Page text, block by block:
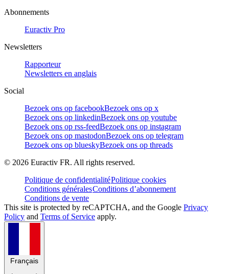
Abonnements
Euractiv Pro
Newsletters
Rapporteur
Newsletters en anglais
Social
Bezoek ons op facebookBezoek ons op x
Bezoek ons op linkedinBezoek ons op youtube
Bezoek ons op rss-feedBezoek ons op instagram
Bezoek ons op mastodonBezoek ons op telegram
Bezoek ons op blueskyBezoek ons op threads
© 2026 Euractiv FR. All rights reserved.
Politique de confidentialitéPolitique cookies
Conditions généralesConditions d’abonnement
Conditions de vente
This site is protected by reCAPTCHA, and the Google Privacy
Policy and Terms of Service apply.
Français